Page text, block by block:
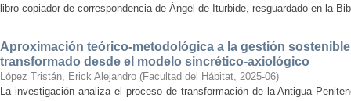
libro copiador de correspondencia de Ángel de Iturbide, resguardado en la
Aproximación teórico-metodológica a la gestión
transformado desde el modelo sincrético-axiológico
López Tristán, Erick Alejandro (Facultad del Hábitat, 2025-06)
La investigación analiza el proceso de transformación de la Antigua